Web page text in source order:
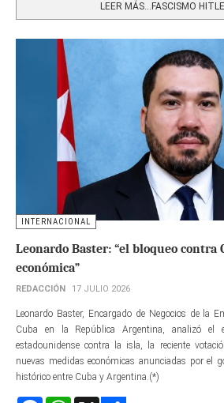
LEER MÁS…FASCISMO
INTERNACIONAL
Leonardo Baster: “el bloqueo contra
económica”
REDACCIÓN 17 JULIO 2026
Leonardo Baster, Encargado de Negocios de la
Cuba en la República Argentina, analizó el
estadounidense contra la isla, la reciente
nuevas medidas económicas anunciadas por el
histórico entre Cuba y Argentina.(*)